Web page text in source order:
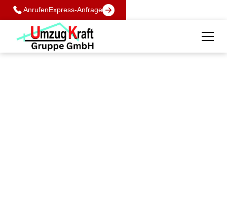
Anrufen Express-Anfrage